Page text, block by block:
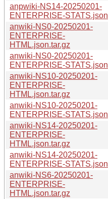
anpwiki-NS14-20250201-
ENTERPRISE-STATS.json
anwiki-NS0-20250201-
ENTERPRISE-
HTML.json.tar.gz
anwiki-NS0-20250201-
ENTERPRISE-STATS.json
anwiki-NS10-20250201-
ENTERPRISE-
HTML.json.tar.gz
anwiki-NS10-20250201-
ENTERPRISE-STATS.json
anwiki-NS14-20250201-
ENTERPRISE-
HTML.json.tar.gz
anwiki-NS14-20250201-
ENTERPRISE-STATS.json
anwiki-NS6-20250201-
ENTERPRISE-
HTML.json.tar.gz